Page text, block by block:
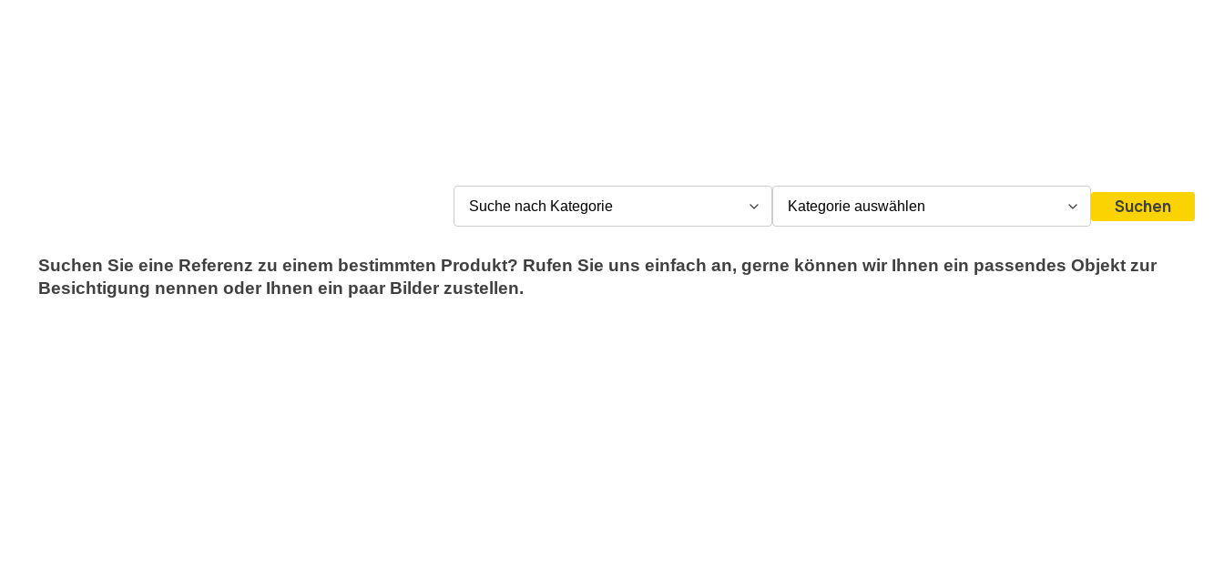
Suchen
Suchen Sie eine Referenz zu einem bestimmten Produkt? Rufen Sie uns einfach an, gerne können wir Ihnen ein passendes Objekt zur
Besichtigung nennen oder Ihnen ein paar Bilder zustellen.